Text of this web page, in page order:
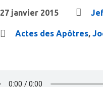
27 janvier 2015
Actes des Apôtres,